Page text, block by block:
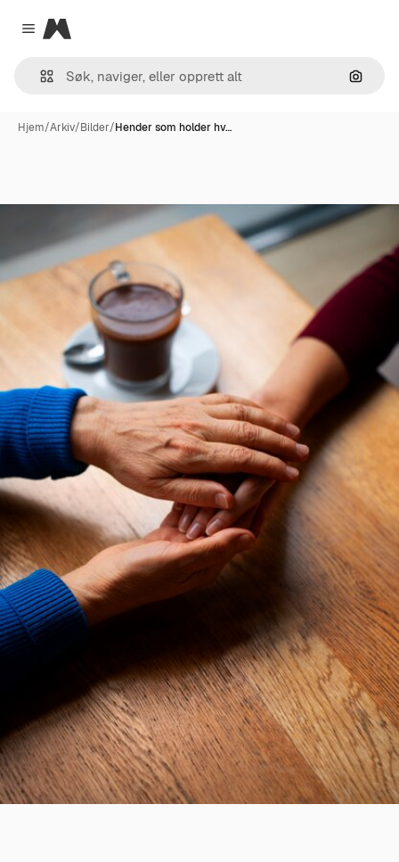
Close menu
Magnific
Søk
Hjem/Arkiv/Bilder/Hender som holder hv…